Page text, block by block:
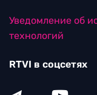
Уведомление об
технологий
RTVI в соцсетях